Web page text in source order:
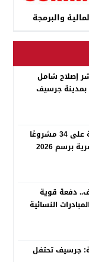
والبرمجة
إصلاح شامل
بمدينة جرسيف
جرسيف.. المصادقة على 34 مشروعًا
برسم 2026
دفعة قوية
النسائية
جرسيف تحتفل